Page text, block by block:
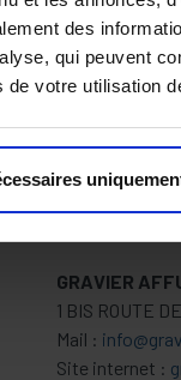
des
qui peuvent
votre utilisation
GRAVIER
1 BIS ROUTE
Mail :
Site internet :